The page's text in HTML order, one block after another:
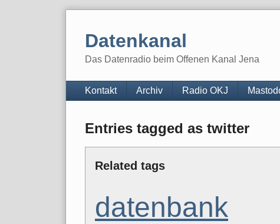
Datenkanal
Das Datenradio beim Offenen Kanal Jena
Navigation
Kontakt Archiv Radio OKJ
Entries tagged as twitter
Related tags
datenbank